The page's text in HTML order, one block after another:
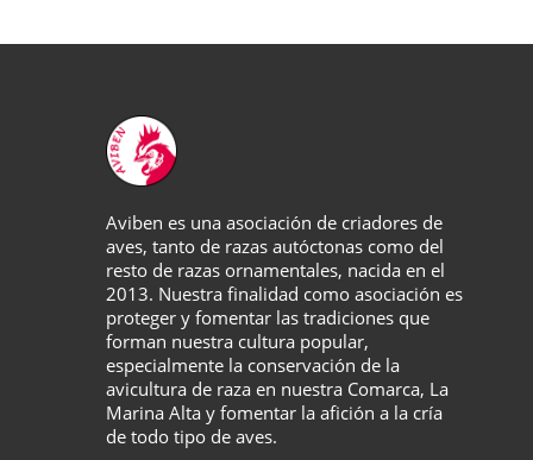
Aviben es una asociación de criadores de
aves, tanto de razas autóctonas como del
resto de razas ornamentales, nacida en el
2013. Nuestra finalidad como asociación es
proteger y fomentar las tradiciones que
forman nuestra cultura popular,
especialmente la conservación de la
avicultura de raza en nuestra Comarca, La
Marina Alta y fomentar la afición a la cría
de todo tipo de aves.